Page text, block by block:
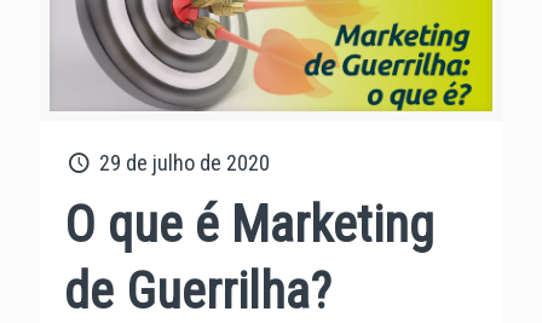
29 de julho de 2020
O que é Marketing
de Guerrilha?